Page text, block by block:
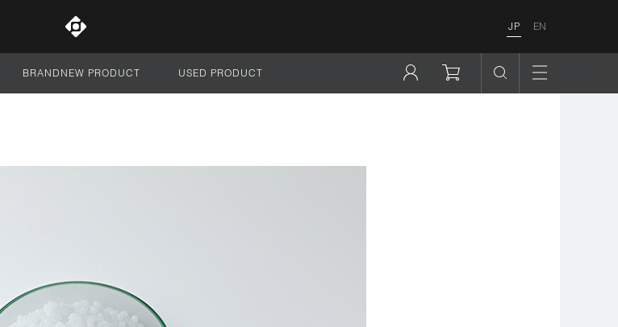
JP EN
BRANDNEW PRODUCT USED PRODUCT